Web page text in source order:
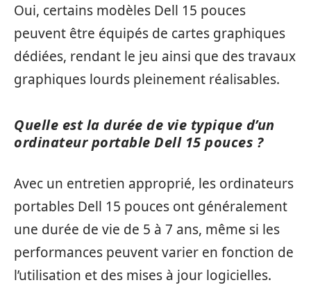
Oui, certains modèles Dell 15 pouces
peuvent être équipés de cartes graphiques
dédiées, rendant le jeu ainsi que des travaux
graphiques lourds pleinement réalisables.
Quelle est la durée de vie typique d’un
ordinateur portable Dell 15 pouces ?
Avec un entretien approprié, les ordinateurs
portables Dell 15 pouces ont généralement
une durée de vie de 5 à 7 ans, même si les
performances peuvent varier en fonction de
l’utilisation et des mises à jour logicielles.